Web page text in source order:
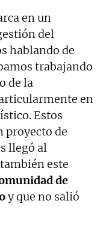
en un
del
hablando de
trabajando
de la
en
Estos
proyecto de
llegó al
este
de
y que no salió